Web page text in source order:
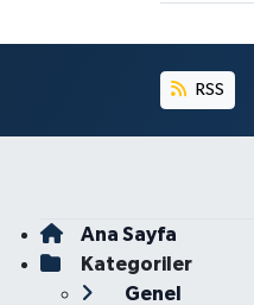
RSS
Ana Sayfa
Kategoriler
Genel